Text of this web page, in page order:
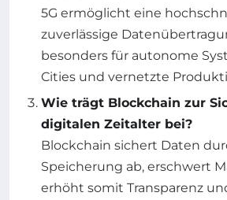
5G ermöglicht eine
zuverlässige
besonders für autonome
Cities und vernetzte
Wie trägt Blockchain zur
digitalen Zeitalter bei?
Blockchain sichert Daten
Speicherung ab, erschwert
erhöht somit Transparenz